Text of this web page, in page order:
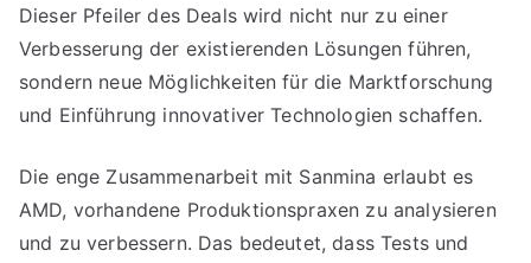
Dieser Pfeiler des Deals wird nicht nur zu einer
Verbesserung der existierenden Lösungen führen,
sondern neue Möglichkeiten für die Marktforschung
und Einführung innovativer Technologien schaffen.
Die enge Zusammenarbeit mit Sanmina erlaubt es
AMD, vorhandene Produktionspraxen zu analysieren
und zu verbessern. Das bedeutet, dass Tests und